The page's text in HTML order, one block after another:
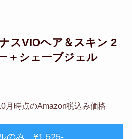
スVIOヘア＆スキン 2
＋シェーブジェル
時点のAmazon税込み価格
のみ ¥1,525‐